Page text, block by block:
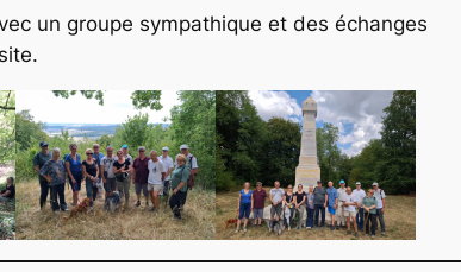
un groupe sympathique et des échanges